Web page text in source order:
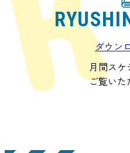
ダウン
月間スケ
ご覧いた